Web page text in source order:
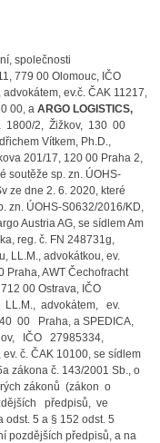
společnosti
779 00 Olomouc, IČO
ev.č. ČAK 11217,
00, a ARGO LOGISTICS,
1800/2, Žižkov, 130 00
Vítkem, Ph.D.,
201/17, 120 00 Praha 2,
soutěže sp. zn. ÚOHS-
ze dne 2. 6. 2020, které
zn. ÚOHS-S0632/2016/KD,
Austria AG, se sídlem Am
reg. č. FN 248731g,
LL.M., advokátkou, ev.
AWT Čechofracht
00 Ostrava, IČO
LL.M., advokátem, ev.
00 Praha, a SPEDICA,
IČO 27985334,
č. ČAK 10100, se sídlem
zákona č. 143/2001 Sb., o
zákonů (zákon o
předpisů, ve
5 a § 152 odst. 5
pozdějších předpisů, a na